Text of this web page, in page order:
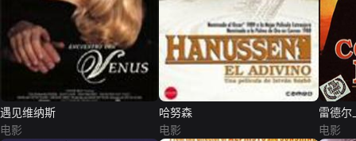
遇见维纳斯
电影
哈努森
电影
雷德尔
电影